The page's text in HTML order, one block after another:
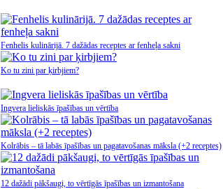
Fenhelis kulinārijā. 7 dažādas receptes ar fenheļa sakni
Ko tu zini par ķirbjiem?
Ingvera lieliskās īpašības un vērtība
Kolrābis – tā labās īpašības un pagatavošanas māksla (+2 receptes)
12 dažādi pākšaugi, to vērtīgās īpašības un izmantošana